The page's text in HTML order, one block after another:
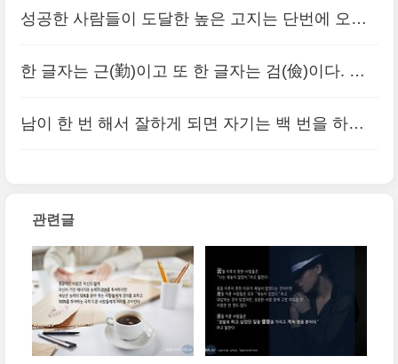
투여하는 극히 드문 사람들에게 머리를 조아린다
말한다.
(0)
성공한 사람들이 도달한 높은 고지는 단번에 오른
발짝 한 발짝 기어오른 것이다.
한 글자는 근(勤)이고 또 한 글자는 검(儉)이다. 이
남이 한 번 해서 잘하게 되면 자기는 백 번을 하고,
관련글